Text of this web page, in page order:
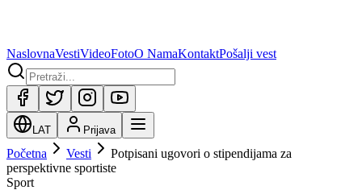
NaslovnaVestiVideoFotoO NamaKontaktPošalji vest
LAT Prijava
Početna Vesti
Potpisani ugovori o stipendijama za
perspektivne sportiste
Sport